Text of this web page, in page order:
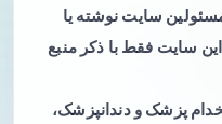
سایت نوشته یا
سایت فقط با ذکر منبع
پزشک و دندانپزشک،